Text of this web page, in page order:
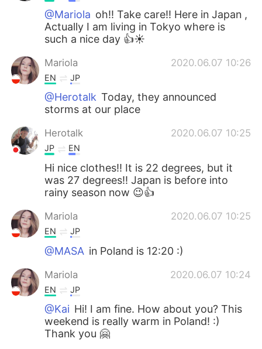
@Mariola oh!! Take care!! Here in Japan ,
Actually I am living in Tokyo where is
such a nice day 👍☀️
Mariola 2020.06.07 10:26
EN JP
@Herotalk Today, they announced
storms at our place
Herotalk 2020.06.07 10:25
JP EN
Hi nice clothes!! It is 22 degrees, but it
was 27 degrees!! Japan is before into
rainy season now 😉👍
Mariola 2020.06.07 10:25
EN JP
@MASA in Poland is 12:20 :)
Mariola 2020.06.07 10:24
EN JP
@Kai Hi! I am fine. How about you? This
weekend is really warm in Poland! :)
Thank you 🤗